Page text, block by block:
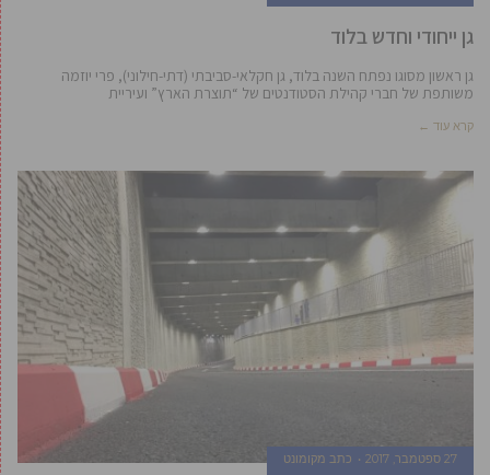
גן ייחודי וחדש בלוד
גן ראשון מסוגו נפתח השנה בלוד, גן חקלאי-סביבתי (דתי-חילוני), פרי יוזמה
משותפת של חברי קהילת הסטודנטים של “תוצרת הארץ” ועיריית
קרא עוד ←
27 ספטמבר, 2017 כתב מקומונט